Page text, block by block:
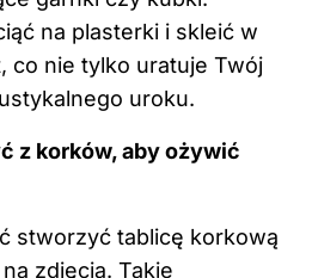
na plasterki i skleić w
co nie tylko uratuje Twój
uroku.
z korków, aby ożywić
stworzyć tablicę korkową
zdjęcia. Takie